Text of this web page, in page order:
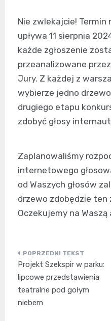
Nie zwlekajcie! Termin
upływa 11 sierpnia
każde zgłoszenie
przeanalizowane
Jury. Z każdej z
wybierze jedno
drugiego etapu
zdobyć głosy
Zaplanowaliśmy
internetowego
od Waszych głosów
drzewo zdobędzie ten
Oczekujemy na
Nawigacja
wpisu
Projekt Szekspir w parku:
lipcowe przedstawienia
teatralne pod gołym
niebem